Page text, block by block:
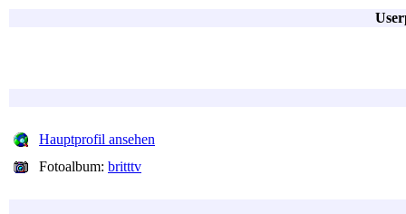
Hauptprofil ansehen
Fotoalbum: britttv